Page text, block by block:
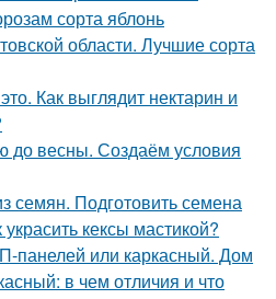
сорта яблонь
области. Лучшие сорта
Как выглядит нектарин и
до весны. Создаём условия
семян. Подготовить семена
кексы мастикой?
панелей или каркасный. Дом
в чем отличия и что